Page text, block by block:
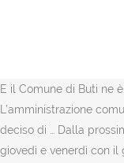
E il Comune di Buti ne
L’amministrazione
deciso di … Dalla
giovedì e venerdì con il